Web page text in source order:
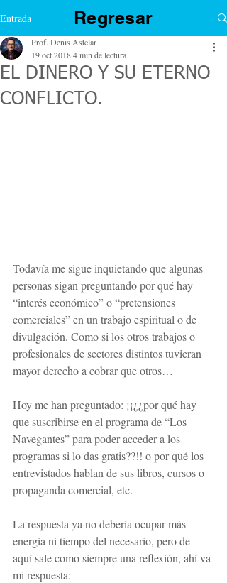
Entrada
EL DINERO Y SU ETERNO
CONFLICTO.
Prof. Denis Astelar
19 oct 20184 min de lectura
Todavía me sigue inquietando que algunas
personas sigan preguntando por qué hay
“interés económico” o “pretensiones
comerciales” en un trabajo espiritual o de
divulgación. Como si los otros trabajos o
profesionales de sectores distintos tuvieran
mayor derecho a cobrar que otros…
Hoy me han preguntado: ¡¡¿¿por qué hay
que suscribirse en el programa de “Los
Navegantes” para poder acceder a los
programas si lo das gratis??!! o por qué los
entrevistados hablan de sus libros, cursos o
propaganda comercial, etc.
La respuesta ya no debería ocupar más
energía ni tiempo del necesario, pero de
aquí sale como siempre una reflexión, ahí va
mi respuesta:
Regresar